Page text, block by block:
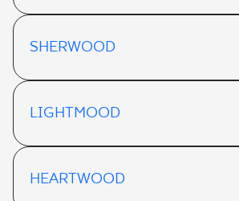
SHERWOOD
LIGHTMOOD
HEARTWOOD